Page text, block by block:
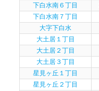
下白水南６丁目
下白水南７丁目
大字下白水
大土居１丁目
大土居２丁目
大土居３丁目
星見ヶ丘１丁目
星見ヶ丘２丁目